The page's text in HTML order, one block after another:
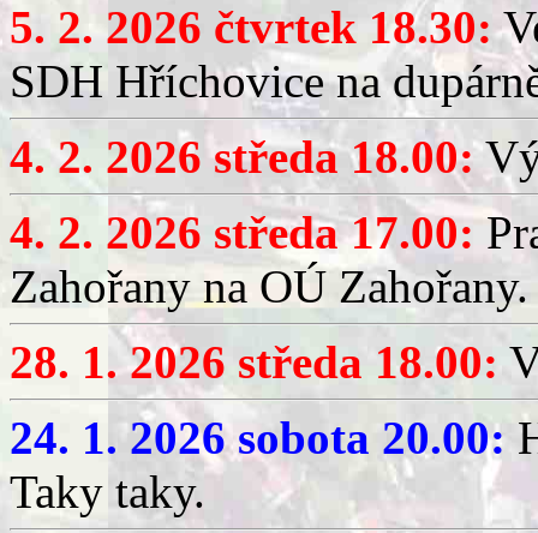
5. 2. 2026 čtvrtek 18.30:
SDH Hříchovice na
4. 2. 2026 středa 18.00:
4. 2. 2026 středa 17.00:
Zahořany na OÚ Zahořany.
28. 1. 2026 středa 18.00:
24. 1. 2026 sobota 20.00:
Taky taky.